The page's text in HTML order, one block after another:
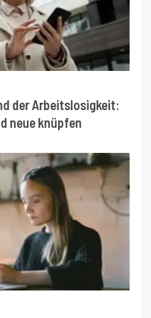
der Arbeitslosigkeit:
neue knüpfen